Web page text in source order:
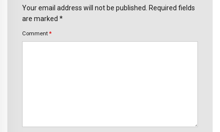
Your email address will not be published. Required fields
are marked *
Comment *